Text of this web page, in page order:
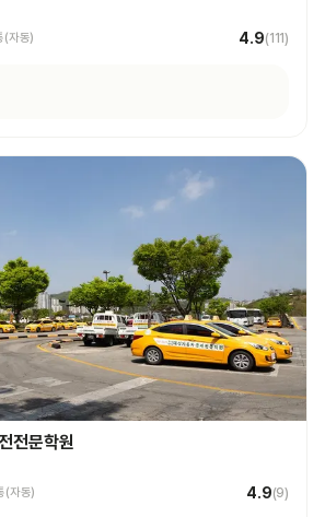
(자동) 4.9(111)
전문학원
(자동) 4.9(9)